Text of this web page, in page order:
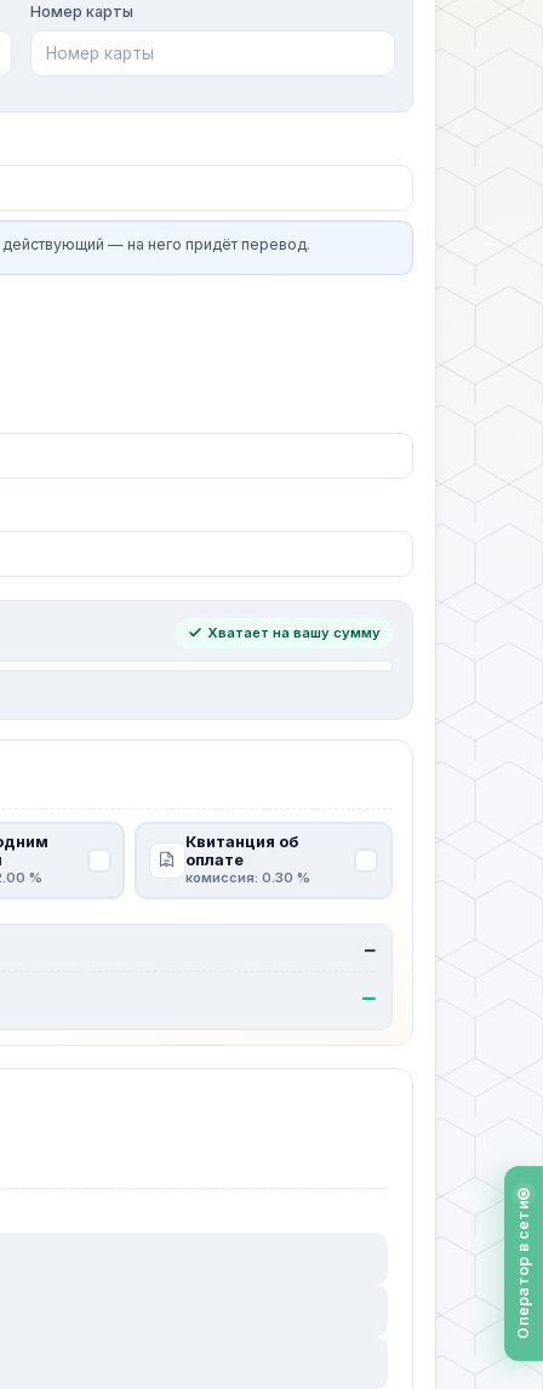
Номер карты
действующий — на него придёт перевод.
Хватает на вашу сумму
%
Квитанция об
оплате
комиссия: 0.30 %
—
—
Оператор в сети